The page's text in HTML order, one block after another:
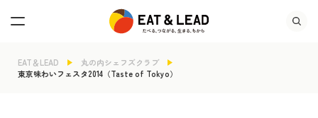
EAT＆LEAD
丸の内シェフズクラブ
東京味わいフェスタ2014（Taste of Tokyo）